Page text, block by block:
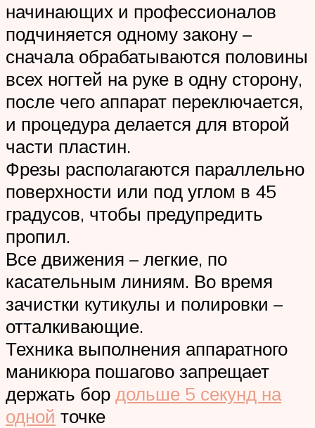
начинающих и профессионалов
подчиняется одному закону –
сначала обрабатываются половины
всех ногтей на руке в одну сторону,
после чего аппарат переключается,
и процедура делается для второй
части пластин.
Фрезы располагаются параллельно
поверхности или под углом в 45
градусов, чтобы предупредить
пропил.
Все движения – легкие, по
касательным линиям. Во время
зачистки кутикулы и полировки –
отталкивающие.
Техника выполнения аппаратного
маникюра пошагово запрещает
держать бор дольше 5 секунд на
одной точке